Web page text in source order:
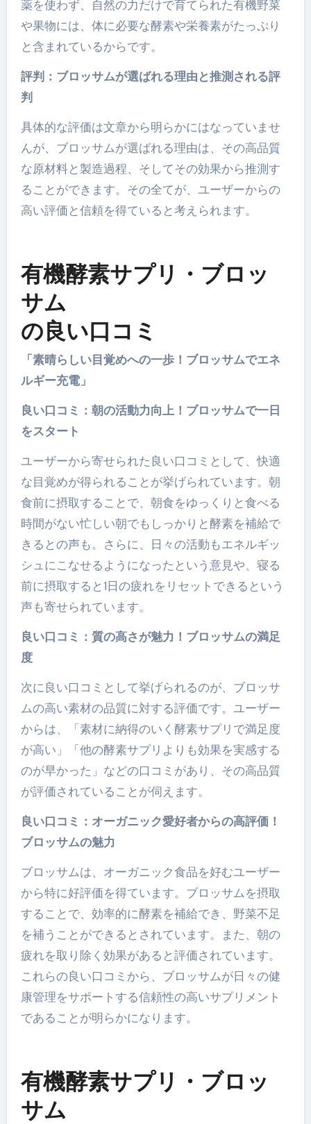
薬を使わず、自然の力だけで育てられた有機野菜
や果物には、体に必要な酵素や栄養素がたっぷり
と含まれているからです。
評判：ブロッサムが選ばれる理由と推測される評
判
具体的な評価は文章から明らかにはなっていませ
んが、ブロッサムが選ばれる理由は、その高品質
な原材料と製造過程、そしてその効果から推測す
ることができます。その全てが、ユーザーからの
高い評価と信頼を得ていると考えられます。
有機酵素サプリ・ブロッ
サム
の良い口コミ
「素晴らしい目覚めへの一歩！ブロッサムでエネ
ルギー充電」
良い口コミ：朝の活動力向上！ブロッサムで一日
をスタート
ユーザーから寄せられた良い口コミとして、快適
な目覚めが得られることが挙げられています。朝
食前に摂取することで、朝食をゆっくりと食べる
時間がない忙しい朝でもしっかりと酵素を補給で
きるとの声も。さらに、日々の活動もエネルギッ
シュにこなせるようになったという意見や、寝る
前に摂取すると1日の疲れをリセットできるという
声も寄せられています。
良い口コミ：質の高さが魅力！ブロッサムの満足
度
次に良い口コミとして挙げられるのが、ブロッサ
ムの高い素材の品質に対する評価です。ユーザー
からは、「素材に納得のいく酵素サプリで満足度
が高い」「他の酵素サプリよりも効果を実感する
のが早かった」などの口コミがあり、その高品質
が評価されていることが伺えます。
良い口コミ：オーガニック愛好者からの高評価！
ブロッサムの魅力
ブロッサムは、オーガニック食品を好むユーザー
から特に好評価を得ています。ブロッサムを摂取
することで、効率的に酵素を補給でき、野菜不足
を補うことができるとされています。また、朝の
疲れを取り除く効果があると評価されています。
これらの良い口コミから、ブロッサムが日々の健
康管理をサポートする信頼性の高いサプリメント
であることが明らかになります。
有機酵素サプリ・ブロッ
サム